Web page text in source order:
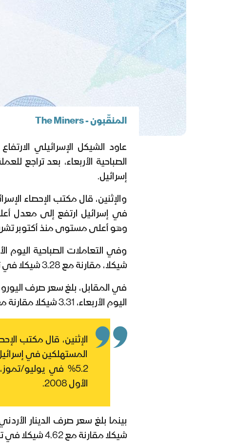
المنقّبون - The Miners
عاود الشيكل الإسرائيلي
الصباحية الأربعاء، بعد تراجع
إسرائيل.
والإثنين، قال مكتب الإحصاء
وهو أعلى مستوى منذ أكتوبر تشرين
شيكلا، مقارنة مع 3.28 شيكلا في تعاملات أمس الثلاثاء.
في المقابل، بلغ سعر صرف
اليوم الأربعاء، 3.31 شيكلا مقارنة مع 3.32 شيكلا في تعاملات أمس الثلاثاء.
الإثنين، قال مكتب
المستهلكين في
5.2% في يوليو/
الأول 2008.
شيكلا مقارنة مع 4.62 شيكلا في تعاملات أمس الثلاثاء.